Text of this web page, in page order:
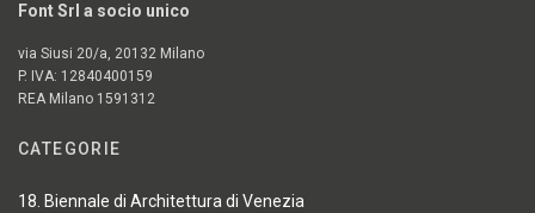
Font Srl a socio unico
via Siusi 20/a, 20132 Milano
P. IVA: 12840400159
REA Milano 1591312
CATEGORIE
18. Biennale di Architettura di Venezia